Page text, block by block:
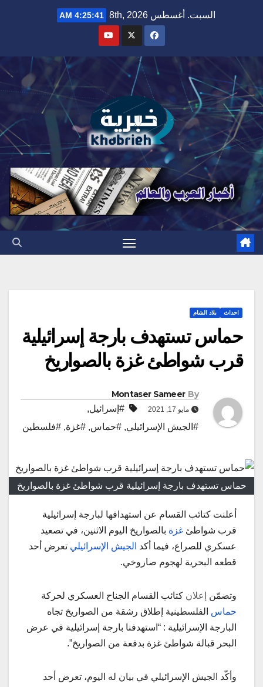
السبت. أغسطس 8th, 2026 4:25:42 AM
احداث بلاد الشام
حماس تستهدف بارجة إسرائيلية
قرب شواطئ غزة بالصواريخ
By
Montaser Sameer
مايو 17, 2021 #إسرائيل,
#الجيش الإسرائيلي, #حماس, #غزة, #فلسطين
حماس تستهدف بارجة إسرائيلية قرب شواطئ غزة بالصواريخ
أعلنت كتائب القسام عن استهدافها لبارجة إسرائيلية
قرب شواطئ غزة بالصواريخ اليوم الاثنين، في تصعيد
عسكري للصراع، فيما أكد الجيش الإسرائيلي تعرض أحد
قطعه البحرية لهجوم صاروخي.
وتضمّن إعلان كتائب القسام الجناح العسكري لحركة
حماس الفلسطينية إطلاق رشقة من الصواريخ تجاه
البارجة الإسرائيلية : “استهدفنا بارجة إسرائيلية في عرض
البحر قبالة شواطئ غزة بدفعة من الصواريخ”.
وأكّد الجيش الإسرائيلي في بيان له اليوم، تعرض أحد